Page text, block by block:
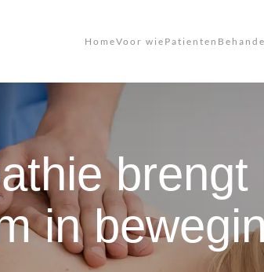
HomeVoor wie Patienten
brengt
in